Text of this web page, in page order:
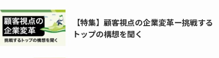
【特集】顧客視点の企業変革ー挑戦する
トップの構想を聞く